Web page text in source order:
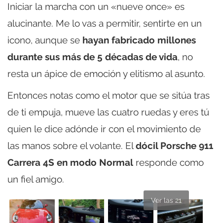
Iniciar la marcha con un «nueve once» es
alucinante. Me lo vas a permitir, sentirte en un
icono, aunque se hayan fabricado millones
durante sus más de 5 décadas de vida, no
resta un ápice de emoción y elitismo al asunto.
Entonces notas como el motor que se sitúa tras
de ti empuja, mueve las cuatro ruedas y eres tú
quien le dice adónde ir con el movimiento de
las manos sobre el volante. Eldócil Porsche 911
Carrera 4S en modo Normal responde como
un fiel amigo.
Ver las 21